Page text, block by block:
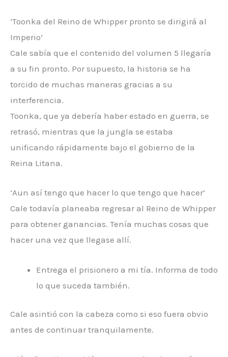
‘Toonka del Reino de Whipper pronto se dirigirá al
Imperio’
Cale sabía que el contenido del volumen 5 llegaría
a su fin pronto. Por supuesto, la historia se ha
torcido de muchas maneras gracias a su
interferencia.
Toonka, que ya debería haber estado en guerra, se
retrasó, mientras que la jungla se estaba
unificando rápidamente bajo el gobierno de la
Reina Litana.
‘Aun así tengo que hacer lo que tengo que hacer’
Cale todavía planeaba regresar al Reino de Whipper
para obtener ganancias. Tenía muchas cosas que
hacer una vez que llegase allí.
Entrega el prisionero a mi tía. Informa de todo
lo que suceda también.
Cale asintió con la cabeza como si eso fuera obvio
antes de continuar tranquilamente.